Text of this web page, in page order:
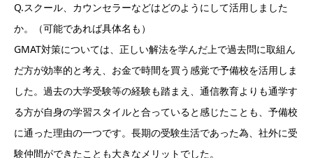
Q.スクール、カウンセラーなどはどのようにして活用しました
か。（可能であれば具体名も）
GMAT対策については、正しい解法を学んだ上で過去問に取組ん
だ方が効率的と考え、お金で時間を買う感覚で予備校を活用しま
した。過去の大学受験等の経験も踏まえ、通信教育よりも通学す
る方が自身の学習スタイルと合っていると感じたことも、予備校
に通った理由の一つです。長期の受験生活であった為、社外に受
験仲間ができたことも大きなメリットでした。